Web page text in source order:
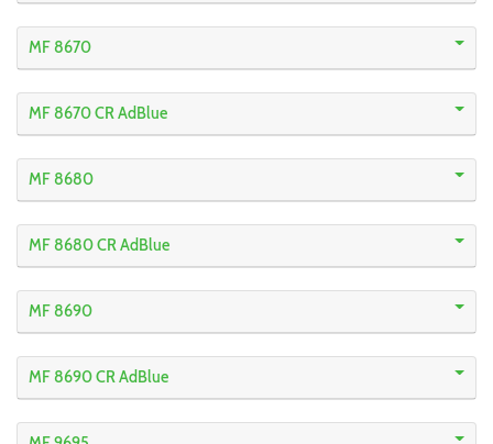
MF 8670
MF 8670 CR AdBlue
MF 8680
MF 8680 CR AdBlue
MF 8690
MF 8690 CR AdBlue